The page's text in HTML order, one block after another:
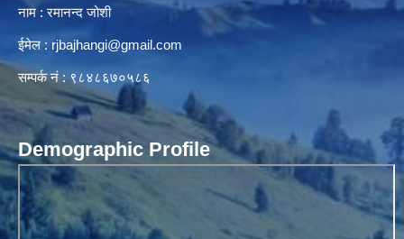
नाम : रमानन्द जोशी
ईमेल : rjbajhangi@gmail.com
सम्पर्क नं : ९८४८६७०५८६
Demographic Profile